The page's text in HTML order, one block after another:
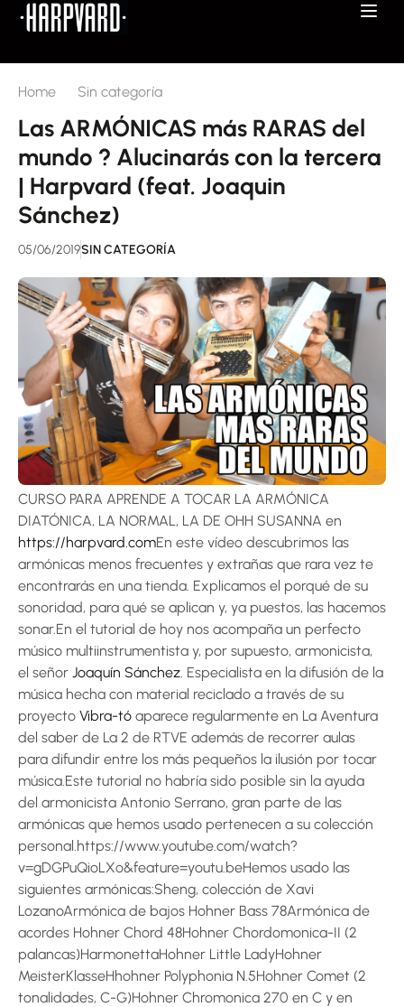
Home Sin categoría
Las ARMÓNICAS más RARAS del
mundo ? Alucinarás con la tercera
| Harpvard (feat. Joaquin
Sánchez)
05/06/2019SIN CATEGORÍA
CURSO PARA APRENDE A TOCAR LA ARMÓNICA
DIATÓNICA, LA NORMAL, LA DE OHH SUSANNA en
https://harpvard.comEn este vídeo descubrimos las
armónicas menos frecuentes y extrañas que rara vez te
encontrarás en una tienda. Explicamos el porqué de su
sonoridad, para qué se aplican y, ya puestos, las hacemos
sonar.En el tutorial de hoy nos acompaña un perfecto
músico multiinstrumentista y, por supuesto, armonicista,
el señor Joaquín Sánchez . Especialista en la difusión de la
música hecha con material reciclado a través de su
proyecto Vibra-tó aparece regularmente en La Aventura
del saber de La 2 de RTVE además de recorrer aulas
para difundir entre los más pequeños la ilusión por tocar
música.Este tutorial no habría sido posible sin la ayuda
del armonicista Antonio Serrano, gran parte de las
armónicas que hemos usado pertenecen a su colección
personal.https://www.youtube.com/watch?
v=gDGPuQioLXo&feature=youtu.beHemos usado las
siguientes armónicas:Sheng, colección de Xavi
LozanoArmónica de bajos Hohner Bass 78Armónica de
acordes Hohner Chord 48Hohner Chordomonica-II (2
palancas)HarmonettaHohner Little LadyHohner
MeisterKlasseHhohner Polyphonia N.5Hohner Comet (2
tonalidades, C-G)Hohner Chromonica 270 en C y en